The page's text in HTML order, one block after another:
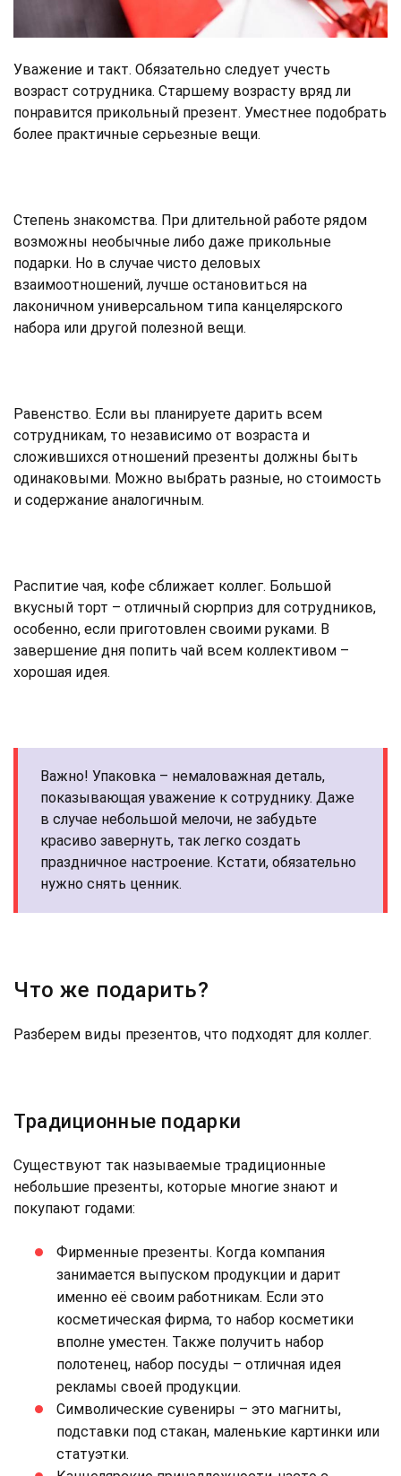
Уважение и такт. Обязательно следует учесть
возраст сотрудника. Старшему возрасту вряд ли
понравится прикольный презент. Уместнее подобрать
более практичные серьезные вещи.
Степень знакомства. При длительной работе рядом
возможны необычные либо даже прикольные
подарки. Но в случае чисто деловых
взаимоотношений, лучше остановиться на
лаконичном универсальном типа канцелярского
набора или другой полезной вещи.
Равенство. Если вы планируете дарить всем
сотрудникам, то независимо от возраста и
сложившихся отношений презенты должны быть
одинаковыми. Можно выбрать разные, но стоимость
и содержание аналогичным.
Распитие чая, кофе сближает коллег. Большой
вкусный торт – отличный сюрприз для сотрудников,
особенно, если приготовлен своими руками. В
завершение дня попить чай всем коллективом –
хорошая идея.
Важно! Упаковка – немаловажная деталь,
показывающая уважение к сотруднику. Даже
в случае небольшой мелочи, не забудьте
красиво завернуть, так легко создать
праздничное настроение. Кстати, обязательно
нужно снять ценник.
Что же подарить?
Разберем виды презентов, что подходят для коллег.
Традиционные подарки
Существуют так называемые традиционные
небольшие презенты, которые многие знают и
покупают годами:
Фирменные презенты. Когда компания
занимается выпуском продукции и дарит
именно её своим работникам. Если это
косметическая фирма, то набор косметики
вполне уместен. Также получить набор
полотенец, набор посуды – отличная идея
рекламы своей продукции.
Символические сувениры – это магниты,
подставки под стакан, маленькие картинки или
статуэтки.